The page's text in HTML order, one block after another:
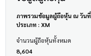
ภาพรวมข้อมูลผู้ถือหุ้น ณ วันที่
ประเภท : XM
จำนวนผู้ถือหุ้นทั้งหมด
8,604